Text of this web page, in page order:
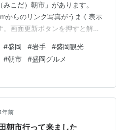
こだ）朝市」があります。
からのリンク写真がうまく表示
。画面更新ボタンを押すと解決
。 その営業日数は実に年間約
営業日数は全国を探しても他
ている朝市と言えます。 毎週
しかも5月～12月の期間は月曜日
組合形式の朝市としては規模も
…
#盛岡 #岩手 #盛岡観光
#朝市 #盛岡グルメ
年前
朝市行って来ました